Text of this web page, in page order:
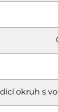
okruh s